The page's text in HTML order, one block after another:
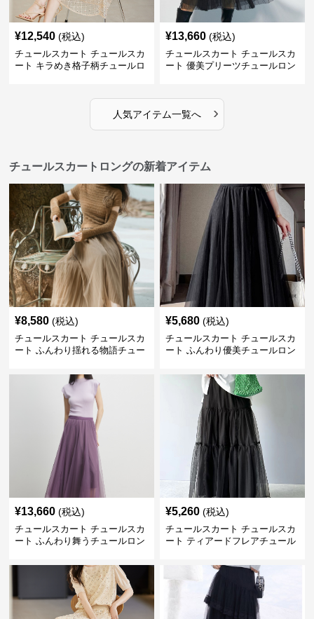
¥12,540 (税込)
チュールスカート チュールスカ
ート キラめき格子柄チュールロ
¥13,660 (税込)
チュールスカート チュールスカ
ート 優美プリーツチュールロン
人気アイテム一覧へ ›
チュールスカートロングの新着アイテム
¥8,580 (税込)
チュールスカート チュールスカ
ート ふんわり揺れる物語チュー
¥5,680 (税込)
チュールスカート チュールスカ
ート ふんわり優美チュールロン
¥13,660 (税込)
チュールスカート チュールスカ
ート ふんわり舞うチュールロン
¥5,260 (税込)
チュールスカート チュールスカ
ート ティアードフレアチュール